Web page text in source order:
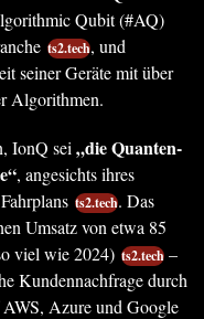
Qubit (#AQ)
ts2.tech, und
seiner Geräte mit über
Algorithmen.
IonQ sei „die Quanten-
, angesichts ihres
ts2.tech. Das
Umsatz von etwa 85
viel wie 2024) ts2.tech –
Kundennachfrage durch
Azure und Google